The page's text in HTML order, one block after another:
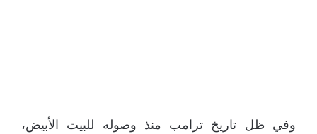
وفي ظل تاريخ ترامب منذ وصوله للبيت الأبيض،